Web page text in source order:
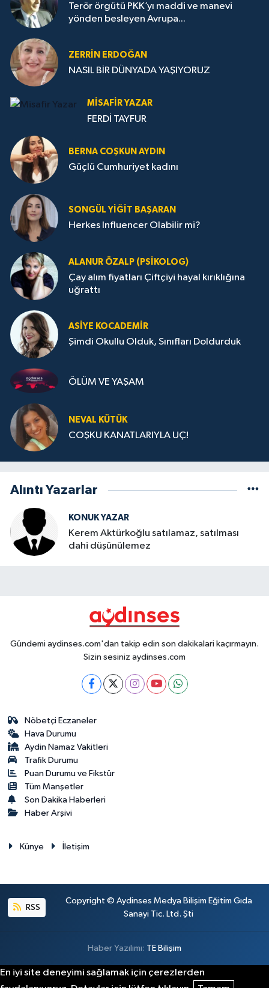
Terör örgütü PKK’yı maddi ve manevi
yönden besleyen Avrupa...
ZERRIN ERDOĞAN
NASIL BİR DÜNYADA YAŞIYORUZ
MISAFIR YAZAR
FERDİ TAYFUR
BERNA COŞKUN AYDIN
Güçlü Cumhuriyet kadını
SONGÜL YIĞIT BAŞARAN
Herkes Influencer Olabilir mi?
ALANUR ÖZALP (PSIKOLOG)
Çay alım fiyatları Çiftçiyi hayal kırıklığına
uğrattı
ASIYE KOCADEMİR
Şimdi Okullu Olduk, Sınıfları Doldurduk
ÖLÜM VE YAŞAM
NEVAL KÜTÜK
COŞKU KANATLARIYLA UÇ!
Alıntı Yazarlar
KONUK YAZAR
Kerem Aktürkoğlu satılamaz, satılması
dahi düşünülemez
Gündemi aydinses.com'dan takip edin son dakikalari kaçırmayın.
Sizin sesiniz aydinses.com
Nöbetçi Eczaneler
Hava Durumu
Aydin Namaz Vakitleri
Trafik Durumu
Puan Durumu ve Fikstür
Tüm Manşetler
Son Dakika Haberleri
Haber Arşivi
Künye İletişim
RSS
Copyright © Aydinses Medya Bilişim Eğitim Gıda
Sanayi Tic. Ltd. Şti
Haber Yazılımı: TE Bilişim
En iyi site deneyimi sağlamak için çerezlerden